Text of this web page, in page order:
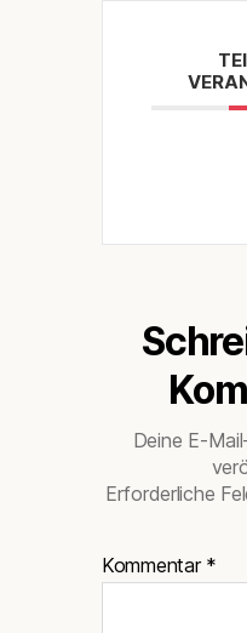
Deine E-
Erforderliche
Kommentar *